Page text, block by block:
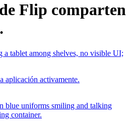
Flip comparten
aplicación activamente.